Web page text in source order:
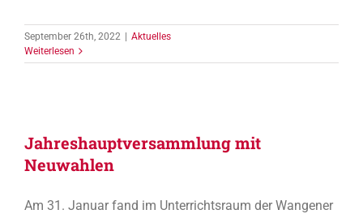
September 26th, 2022 | Aktuelles
Weiterlesen
Jahreshauptversammlung mit
Neuwahlen
Am 31. Januar fand im Unterrichtsraum der Wangener